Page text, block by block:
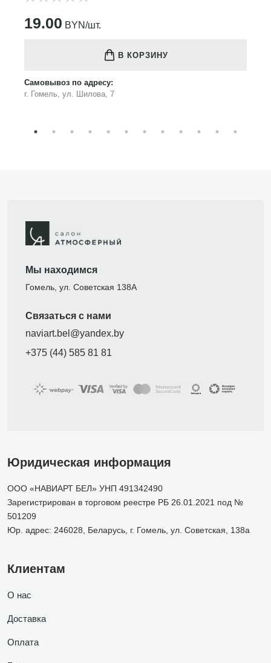
19.00 BYN/шт.
В КОРЗИНУ
Самовывоз по адресу:
г. Гомель, ул. Шилова, 7
Мы находимся
Гомель, ул. Советская 138А
Связаться с нами
naviart.bel@yandex.by
+375 (44) 585 81 81
Юридическая информация
ООО «НАВИАРТ БЕЛ» УНП 491342490
Зарегистрирован в торговом реестре РБ 26.01.2021 под №
501209
Юр. адрес: 246028, Беларусь, г. Гомель, ул. Советская, 138а
Клиентам
О нас
Доставка
Оплата